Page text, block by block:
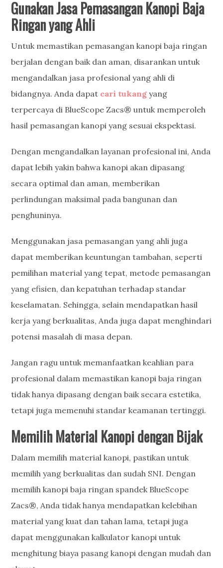
GunakanJasa Pemasangan Kanopi Baja
Ringan yang Ahli
Untuk memastikan pemasangan kanopi baja ringan
berjalan dengan baik dan aman, disarankan untuk
mengandalkan jasa profesional yang ahli di
bidangnya. Anda dapat cari tukang yang
terpercaya di BlueScope Zacs® untuk memperoleh
hasil pemasangan kanopi yang sesuai ekspektasi.
Dengan mengandalkan layanan profesional ini, Anda
dapat lebih yakin bahwa kanopi akan dipasang
secara optimal dan aman, memberikan
perlindungan maksimal pada bangunan dan
penghuninya.
Menggunakan jasa pemasangan yang ahli juga
dapat memberikan keuntungan tambahan, seperti
pemilihan material yang tepat, metode pemasangan
yang efisien, dan kepatuhan terhadap standar
keselamatan. Sehingga, selain mendapatkan hasil
kerja yang berkualitas, Anda juga dapat menghindari
potensi masalah di masa depan.
Jangan ragu untuk memanfaatkan keahlian para
profesional dalam memastikan kanopi baja ringan
tidak hanya dipasang dengan baik secara estetika,
tetapi juga memenuhi standar keamanan tertinggi.
Memilih Material Kanopi dengan Bijak
Dalam memilih material kanopi, pastikan untuk
memilih yang berkualitas dan sudah SNI. Dengan
memilih kanopi baja ringan spandek BlueScope
Zacs®, Anda tidak hanya mendapatkan kelebihan
material yang kuat dan tahan lama, tetapi juga
dapat menggunakan kalkulator kanopi untuk
menghitung biaya pasang kanopi dengan mudah dan